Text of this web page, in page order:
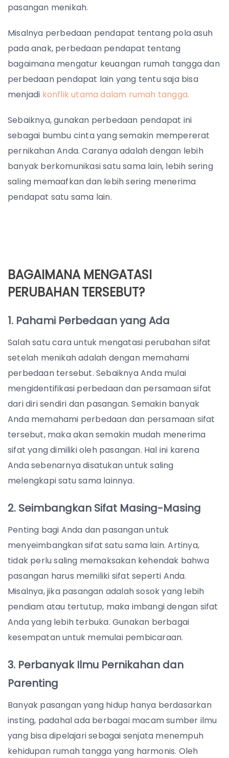
pasangan menikah.
Misalnya perbedaan pendapat tentang pola asuh
pada anak, perbedaan pendapat tentang
bagaimana mengatur keuangan rumah tangga dan
perbedaan pendapat lain yang tentu saja bisa
menjadi konflik utama dalam rumah tangga.
Sebaiknya, gunakan perbedaan pendapat ini
sebagai bumbu cinta yang semakin mempererat
pernikahan Anda.Caranya adalah dengan lebih
banyak berkomunikasi satu sama lain, lebih sering
saling memaafkan dan lebih sering menerima
pendapat satu sama lain.
BAGAIMANA MENGATASI
PERUBAHAN TERSEBUT?
1. Pahami Perbedaan yang Ada
Salah satu cara untuk mengatasi perubahan sifat
setelah menikah adalah dengan memahami
perbedaan tersebut. Sebaiknya Anda mulai
mengidentifikasi perbedaan dan persamaan sifat
dari diri sendiri dan pasangan. Semakin banyak
Anda memahami perbedaan dan persamaan sifat
tersebut, maka akan semakin mudah menerima
sifat yang dimiliki oleh pasangan. Hal ini karena
Anda sebenarnya disatukan untuk saling
melengkapi satu sama lainnya.
2. Seimbangkan Sifat Masing-Masing
Penting bagi Anda dan pasangan untuk
menyeimbangkan sifat satu sama lain. Artinya,
tidak perlu saling memaksakan kehendak bahwa
pasangan harus memiliki sifat seperti Anda.
Misalnya, jika pasangan adalah sosok yang lebih
pendiam atau tertutup, maka imbangi dengan sifat
Anda yang lebih terbuka. Gunakan berbagai
kesempatan untuk memulai pembicaraan.
3. Perbanyak Ilmu Pernikahan dan
Parenting
Banyak pasangan yang hidup hanya berdasarkan
insting, padahal ada berbagai macam sumber ilmu
yang bisa dipelajari sebagai senjata menempuh
kehidupan rumah tangga yang harmonis. Oleh